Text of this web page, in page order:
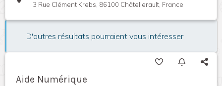
3 Rue Clément Krebs, 86100 Châtellerault, France
D'autres résultats pourraient vous intéresser
Aide Numérique